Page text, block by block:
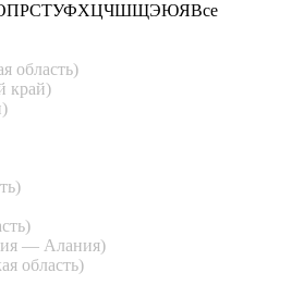
ПРСТУФХЦЧШЩЭЮЯВсе
область)
край)
— Алания)
область)